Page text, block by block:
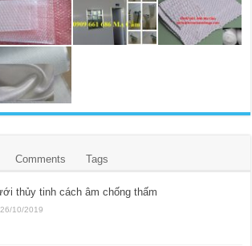
Comments Tags
thủy tinh cách âm chống thấm
26/10/2019